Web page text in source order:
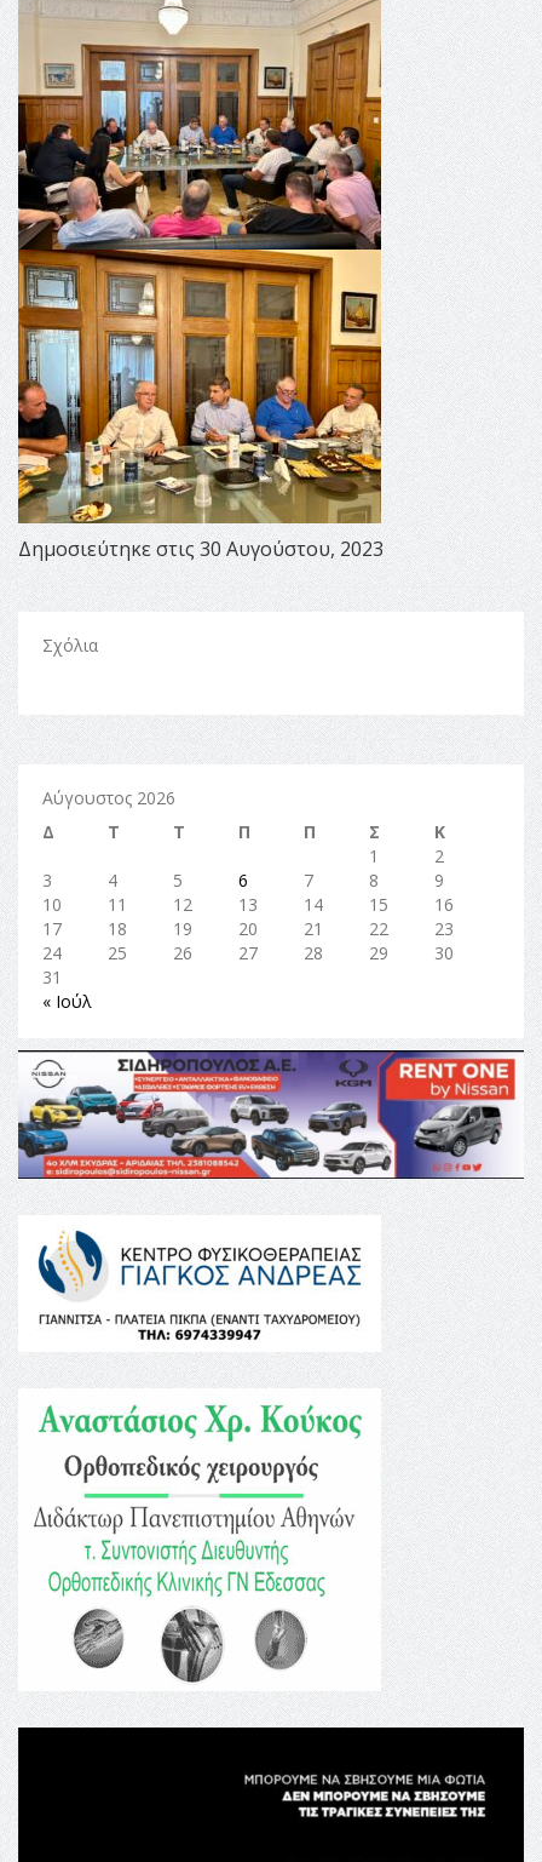
Δημοσιεύτηκε στις 30 Αυγούστου, 2023
Σχόλια
Αύγουστος 2026
Δ
Τ Τ Π Π Σ
Κ
1
2
3
4 5 6 7 8
9
10
11 12 13 14 15
16
17
18 19 20 21 22
23
24
25 26 27 28 29
30
31
« Ιούλ